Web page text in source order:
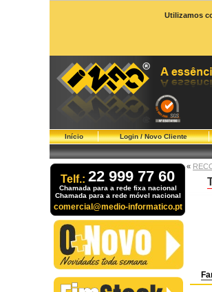
Utilizamos
Início Login / Novo Cliente
Telf.: 22 999 77 60
Chamada para a rede fixa nacional
Chamada para a rede móvel nacional
comercial@medio-informatico.pt
«